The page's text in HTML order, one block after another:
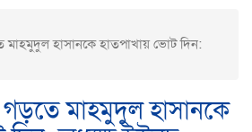
মাহমুদুল হাসানকে হাতপাখায় ভোট দিন:
গড়তে মাহমুদুল হাসানকে